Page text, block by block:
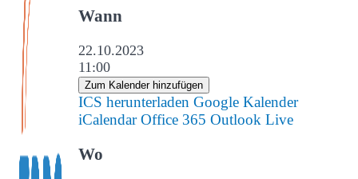
Wann
22.10.2023
11:00
Zum Kalender hinzufügen
ICS herunterladen Google Kalender
iCalendar Office 365 Outlook Live
Wo